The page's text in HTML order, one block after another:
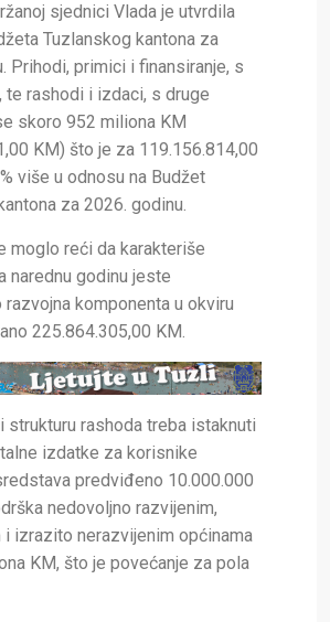
sjednici Vlada je utvrdila
Tuzlanskog kantona za
Prihodi, primici i finansiranje, s
te rashodi i izdaci, s druge
skoro 952 miliona KM
KM) što je za 119.156.814,00
više u odnosu na Budžet
za 2026. godinu.
moglo reći da karakteriše
narednu godinu jeste
komponenta u okviru
225.864.305,00 KM.
strukturu rashoda treba istaknuti
izdatke za korisnike
predviđeno 10.000.000
nedovoljno razvijenim,
i izrazito nerazvijenim općinama
KM, što je povećanje za pola